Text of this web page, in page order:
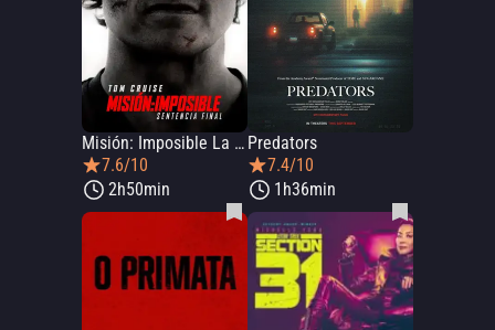
Misión: Imposible La Sentencia Final
7.6/10
2h50min
Predators
7.4/10
1h36min